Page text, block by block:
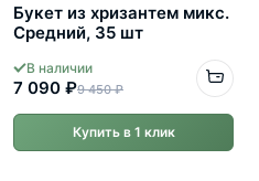
Букет из хризантем микс.
Средний, 35 шт
В наличии
7 090 ₽9 450 ₽
Купить в 1 клик